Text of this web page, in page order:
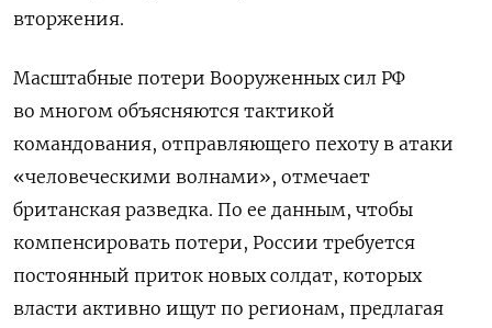
вторжения.
Масштабные потери Вооруженных сил РФ
во многом объясняются тактикой
командования, отправляющего пехоту в атаки
«человеческими волнами», отмечает
британская разведка. По ее данным, чтобы
компенсировать потери, России требуется
постоянный приток новых солдат, которых
власти активно ищут по регионам, предлагая